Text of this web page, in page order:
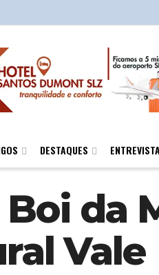
DESTAQUES
da
Vale